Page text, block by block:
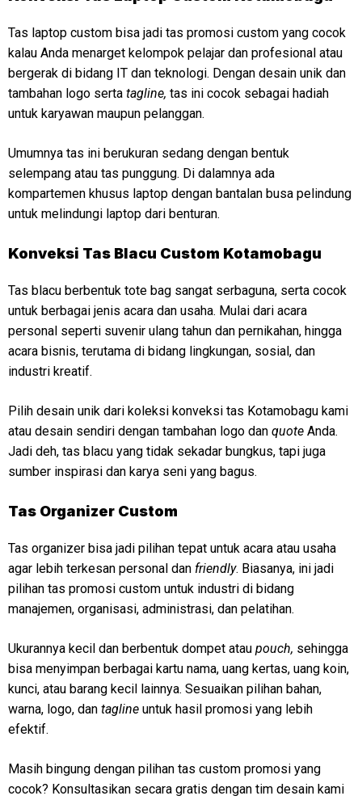
Tas laptop custom bisa jadi tas promosi custom yang cocok
kalau Anda menarget kelompok pelajar dan profesional atau
bergerak di bidang IT dan teknologi. Dengan desain unik dan
tambahan logo serta tagline, tas ini cocok sebagai hadiah
untuk karyawan maupun pelanggan.
Umumnya tas ini berukuran sedang dengan bentuk
selempang atau tas punggung. Di dalamnya ada
kompartemen khusus laptop dengan bantalan busa pelindung
untuk melindungi laptop dari benturan.
Konveksi Tas Blacu Custom Kotamobagu
Tas blacu berbentuk tote bag sangat serbaguna, serta cocok
untuk berbagai jenis acara dan usaha. Mulai dari acara
personal seperti suvenir ulang tahun dan pernikahan, hingga
acara bisnis, terutama di bidang lingkungan, sosial, dan
industri kreatif.
Pilih desain unik dari koleksi konveksi tas Kotamobagu kami
atau desain sendiri dengan tambahan logo dan quote Anda.
Jadi deh, tas blacu yang tidak sekadar bungkus, tapi juga
sumber inspirasi dan karya seni yang bagus.
Tas Organizer Custom
Tas organizer bisa jadi pilihan tepat untuk acara atau usaha
agar lebih terkesan personal dan friendly. Biasanya, ini jadi
pilihan tas promosi custom untuk industri di bidang
manajemen, organisasi, administrasi, dan pelatihan.
Ukurannya kecil dan berbentuk dompet atau pouch, sehingga
bisa menyimpan berbagai kartu nama, uang kertas, uang koin,
kunci, atau barang kecil lainnya. Sesuaikan pilihan bahan,
warna, logo, dan tagline untuk hasil promosi yang lebih
efektif.
Masih bingung dengan pilihan tas custom promosi yang
cocok? Konsultasikan secara gratis dengan tim desain kami